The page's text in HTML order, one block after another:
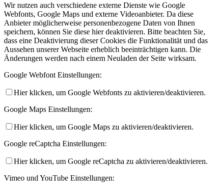
Wir nutzen auch verschiedene externe Dienste wie Google
Webfonts, Google Maps und externe Videoanbieter. Da diese
Anbieter möglicherweise personenbezogene Daten von Ihnen
speichern, können Sie diese hier deaktivieren. Bitte beachten Sie,
dass eine Deaktivierung dieser Cookies die Funktionalität und das
Aussehen unserer Webseite erheblich beeinträchtigen kann. Die
Änderungen werden nach einem Neuladen der Seite wirksam.
Google Webfont Einstellungen:
Hier klicken, um Google Webfonts zu aktivieren/deaktivieren.
Google Maps Einstellungen:
Hier klicken, um Google Maps zu aktivieren/deaktivieren.
Google reCaptcha Einstellungen:
Hier klicken, um Google reCaptcha zu aktivieren/deaktivieren.
Vimeo und YouTube Einstellungen: